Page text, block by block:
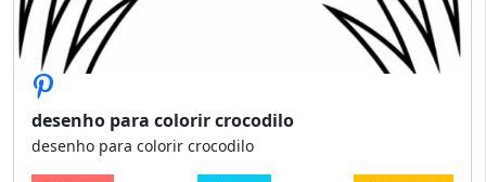
desenho para colorir crocodilo
desenho para colorir crocodilo